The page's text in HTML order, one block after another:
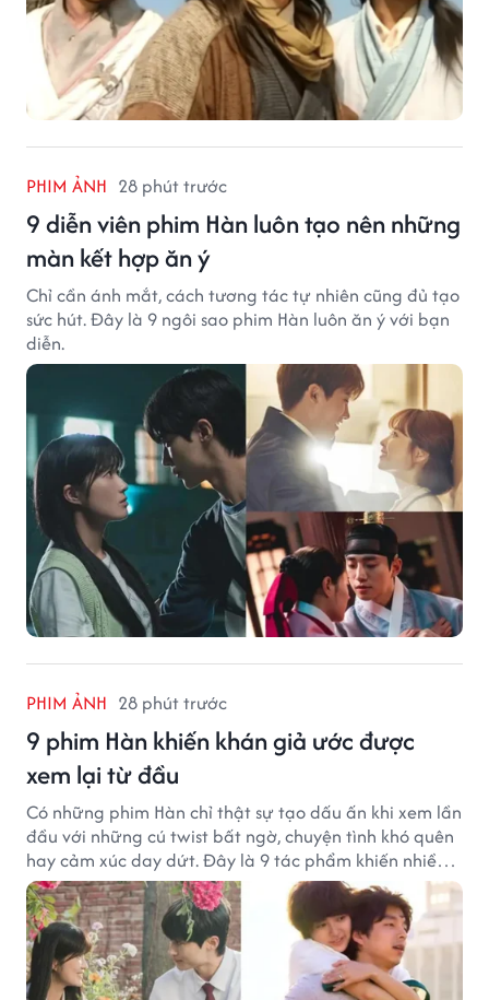
PHIM ẢNH 28 phút trước
9 diễn viên phim Hàn luôn tạo nên những
màn kết hợp ăn ý
Chỉ cần ánh mắt, cách tương tác tự nhiên cũng đủ tạo
sức hút. Đây là 9 ngôi sao phim Hàn luôn ăn ý với bạn
diễn.
PHIM ẢNH 28 phút trước
9 phim Hàn khiến khán giả ước được
xem lại từ đầu
Có những phim Hàn chỉ thật sự tạo dấu ấn khi xem lần
đầu với những cú twist bất ngờ, chuyện tình khó quên
hay cảm xúc day dứt. Đây là 9 tác phẩm khiến nhiều
khán giả ước có thể trải nghiệm lại từ đầu.